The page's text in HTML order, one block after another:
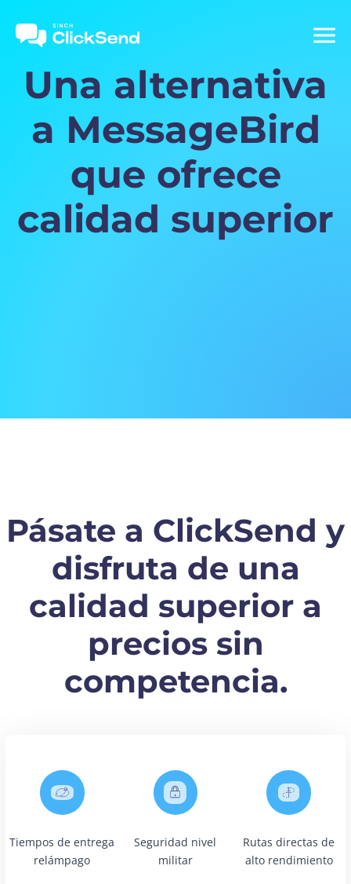
Una alternativa
a MessageBird
que ofrece
calidad superior
Pásate a ClickSend y
disfruta de una
calidad superior a
precios sin
competencia.
Tiempos de entrega
relámpago
Seguridad nivel
militar
Rutas directas de
alto rendimiento